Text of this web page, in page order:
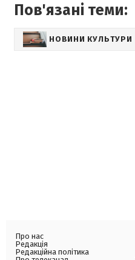
Пов'язані теми:
НОВИНИ КУЛЬТУРИ
Про нас
Редакція
Редакційна політика